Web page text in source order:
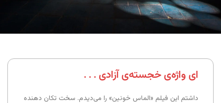
ای واژه‌ی خجسته‌ی آزادی . . .
داشتم این فیلم «الماس خونین» را می‌دیدم. سخت تکان دهنده